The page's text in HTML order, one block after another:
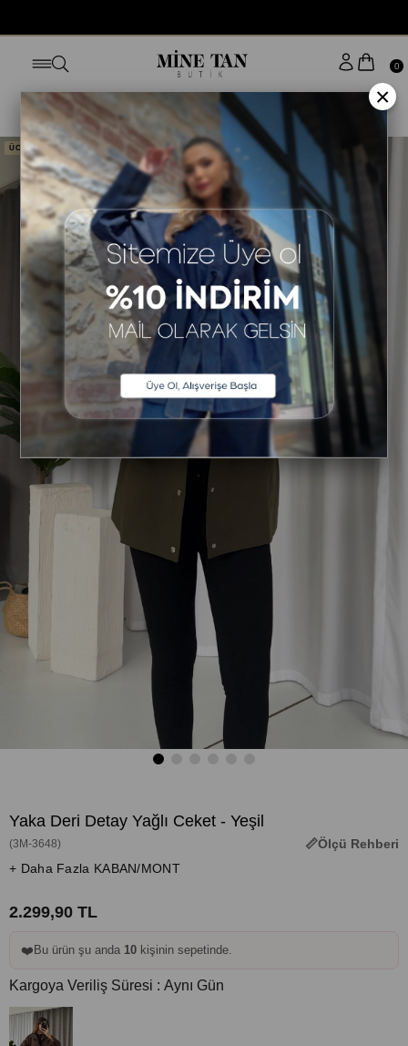
0
Anasayfa DIŞ GİYİM KABAN/MONT
ÜCRETSİZ KARGO
Yaka Deri Detay Yağlı Ceket - Yeşil
(3M-3648)
Ölçü Rehberi
+ Daha Fazla KABAN/MONT
2.299,90 TL
❤️ Bu ürün şu anda 10 kişinin sepetinde.
Kargoya Veriliş Süresi : Aynı Gün
×